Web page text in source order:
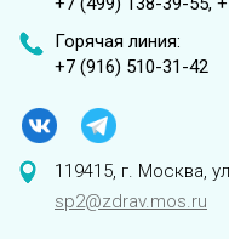
Горячая линия:
+7 (916) 510-31-42
119415, г. Москва,
sp2@zdrav.mos.ru